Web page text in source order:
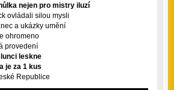
nejen pro mistry iluzí
ovládali silou mysli
a ukázky umění
ohromeno
provedení
leskne
je za 1 kus
Republice